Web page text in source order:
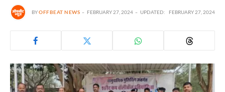
BYOFFBEAT NEWS FEBRUARY 27, 2024 UPDATED: FEBRUARY 27, 2024